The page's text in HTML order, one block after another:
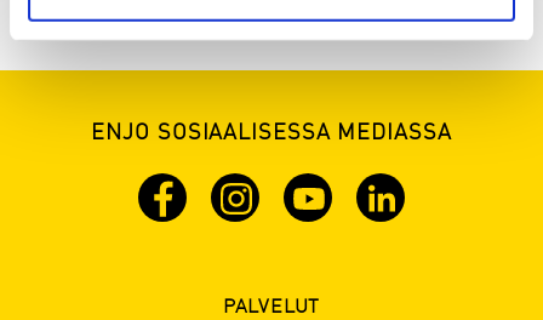
ENJO SOSIAALISESSA MEDIASSA
PALVELUT